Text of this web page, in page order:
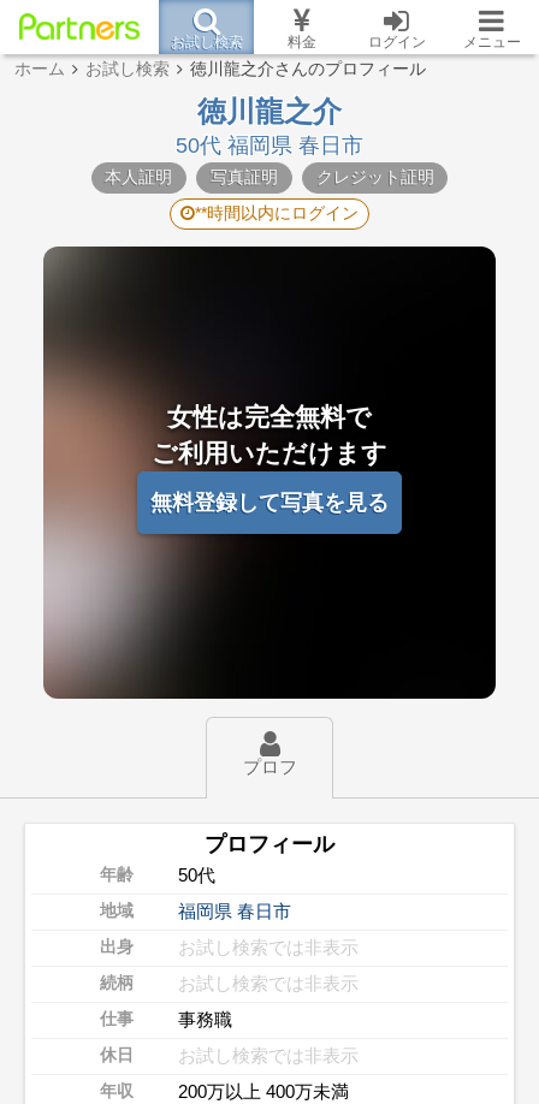
お試し検索 料金 ログイン メニュー
ホーム お試し検索 徳川龍之介さんのプロフィール
徳川龍之介
50代 福岡県 春日市
本人証明 写真証明
クレジット証明
**時間以内にログイン
女性は完全無料で
ご利用いただけます
無料登録して写真を見る
プロフ
プロフィール
年齢 50代
地域 福岡県 春日市
出身 お試し検索では非表示
続柄 お試し検索では非表示
仕事 事務職
休日 お試し検索では非表示
年収 200万以上 400万未満